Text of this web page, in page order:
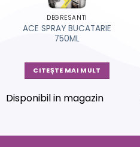
DEGRESANTI
ACE SPRAY BUCATARIE
750ML
CITEȘTE MAI MULT
Disponibil in magazin